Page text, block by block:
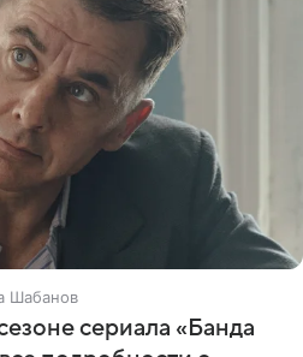
Шабанов
сериала «Банда